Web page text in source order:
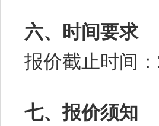
六、时间要求
报价截止时间
七、报价须知